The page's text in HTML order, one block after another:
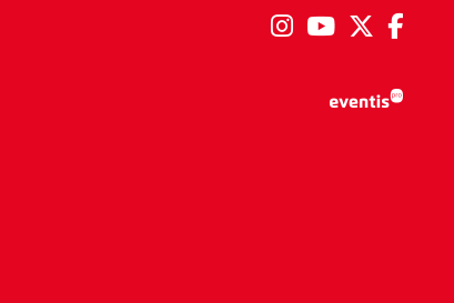
Link aLink aLink a
Link